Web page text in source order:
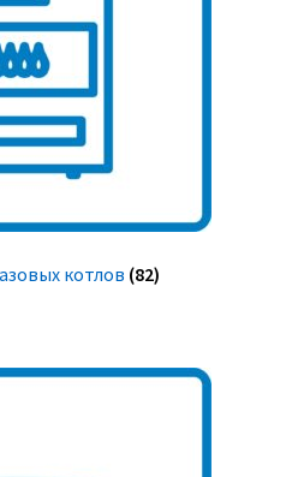
котлов (82)